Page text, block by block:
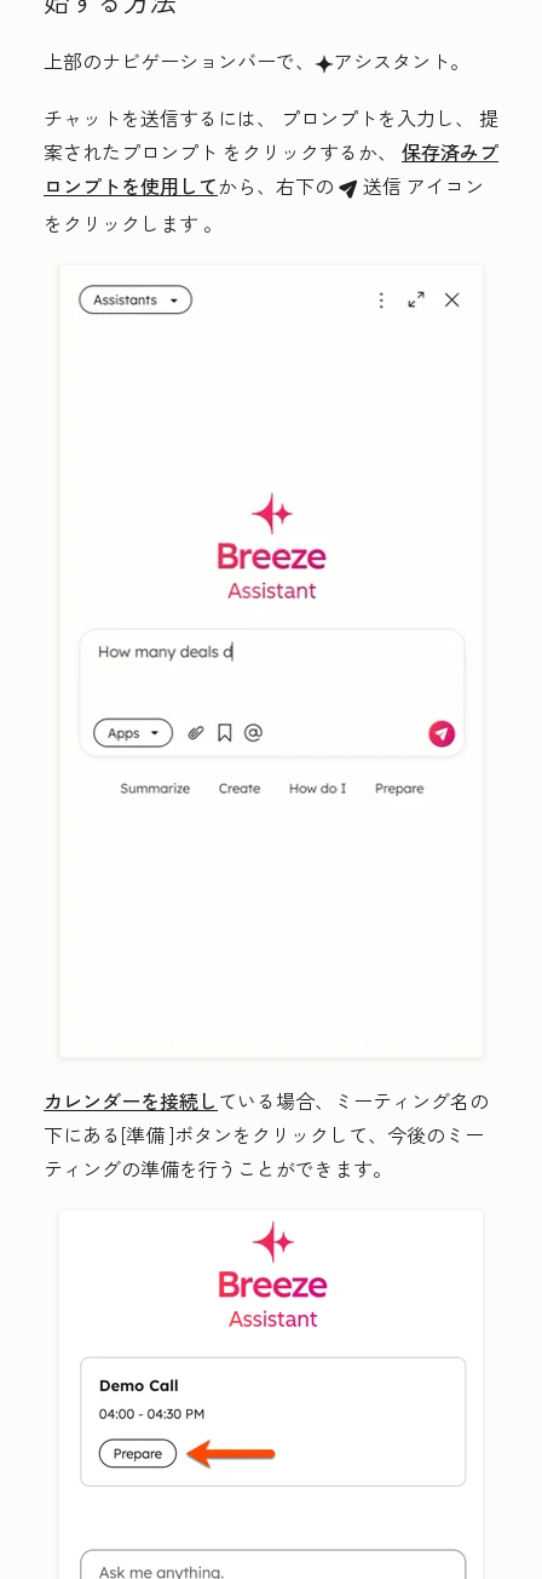
上部のナビゲーションバーで、 breezeSingleStarIconアシスタント。
チャットを送信するには、
プロンプトを入力し、 提
案されたプロンプト をクリックするか、 保存済みプ
ロンプトを使用してから、右下の breezeSendIcon 送信 アイコン
をクリックします 。
カレンダーを接続し ている場合、ミーティング名の
下にある[準備]ボタンをクリックして、今後のミー
ティングの準備を行うことができます。